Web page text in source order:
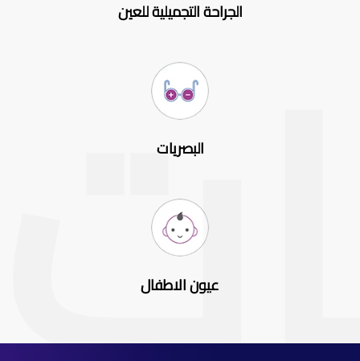
الجراحة التجميلية للعين
البصريات
عيون الاطفال